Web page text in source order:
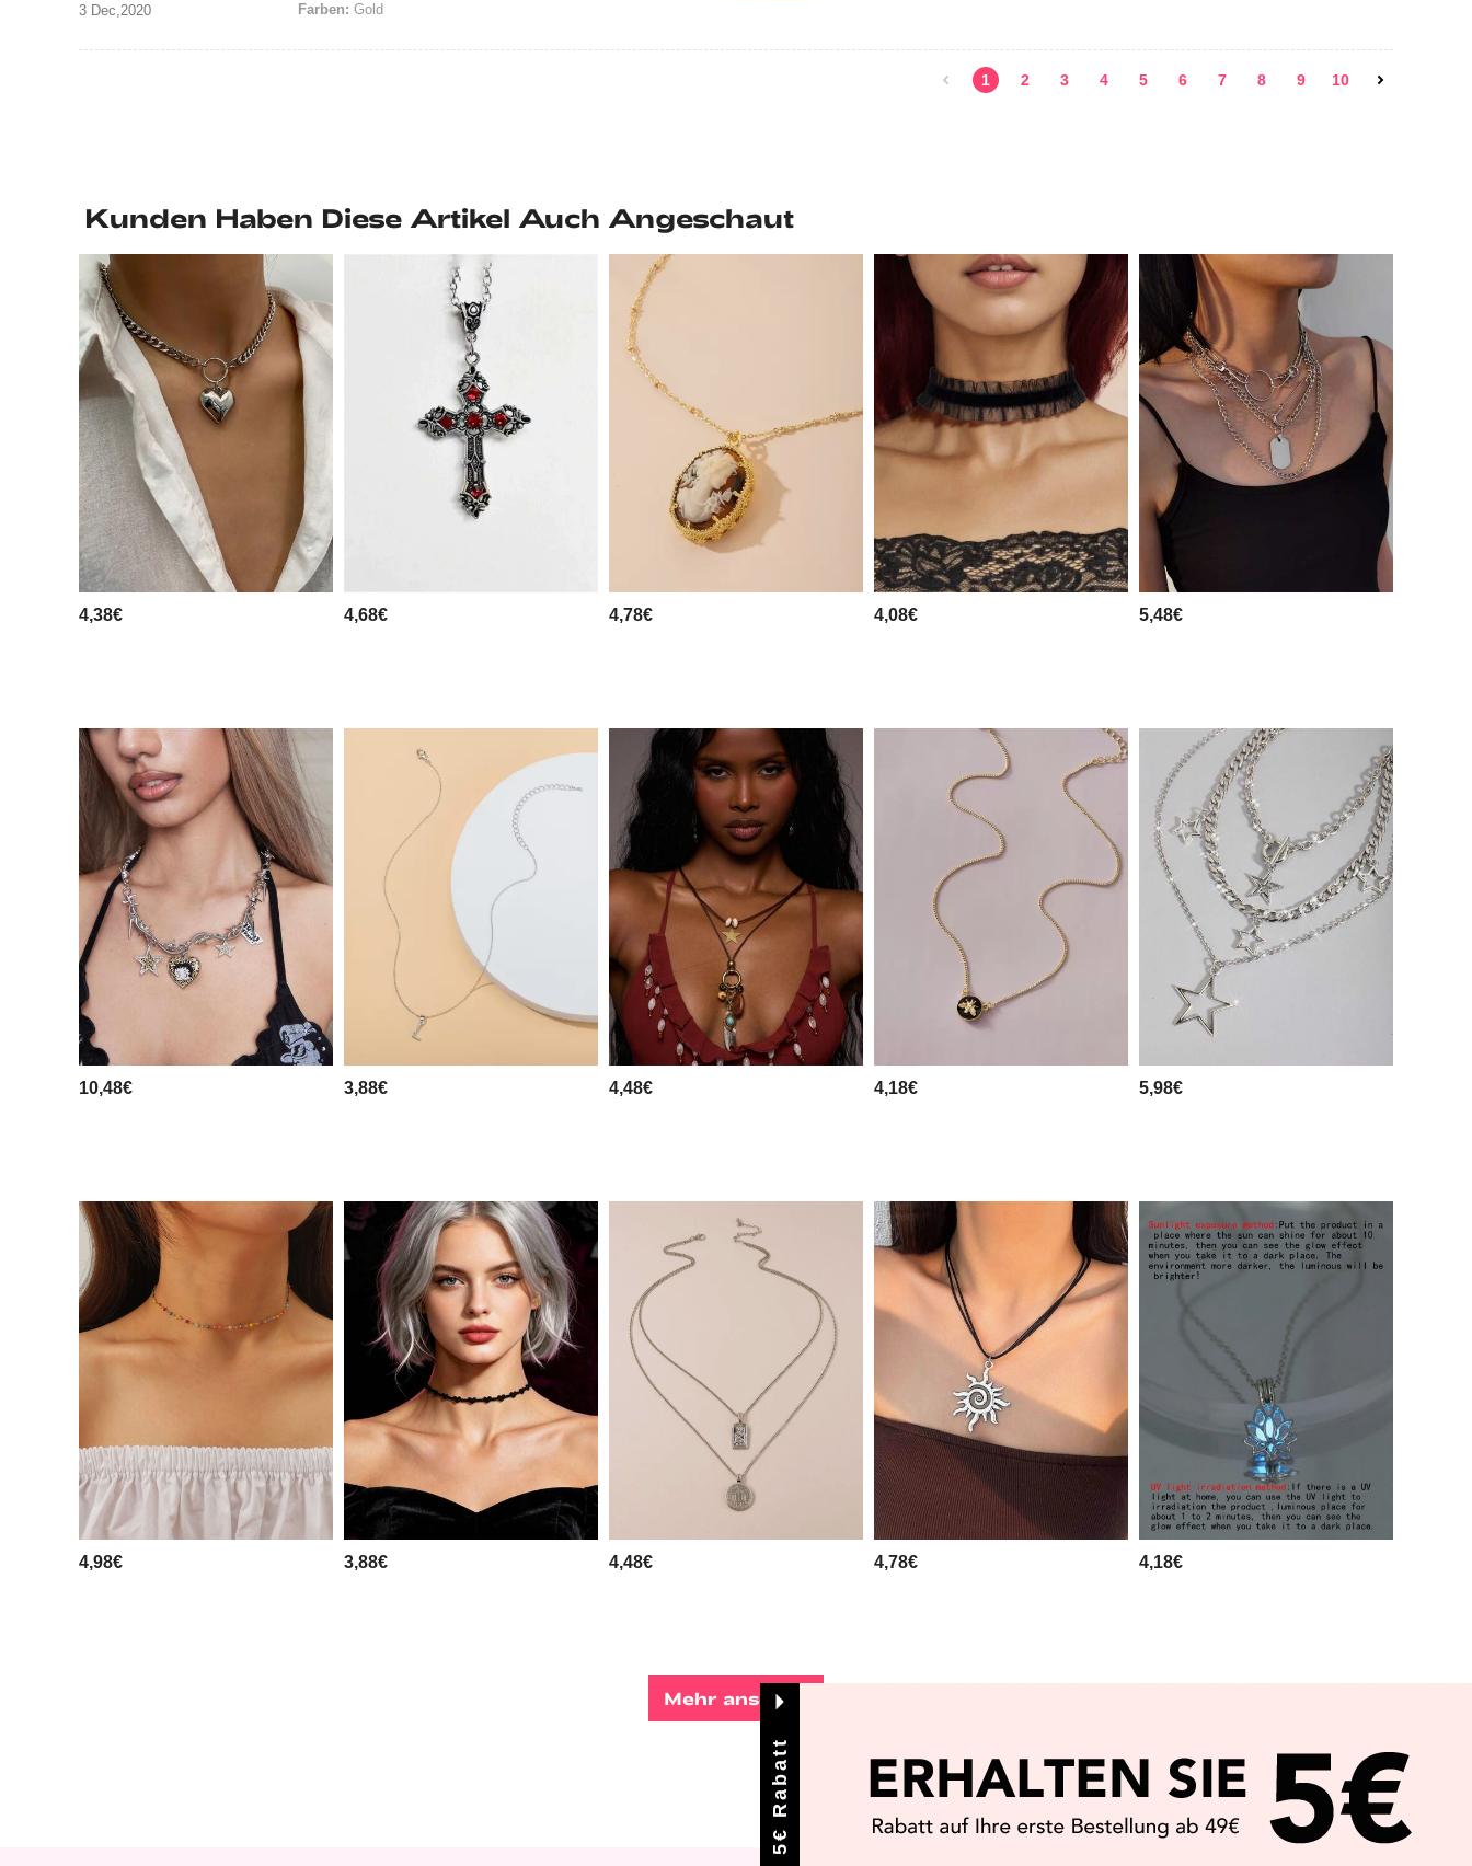
3 Dec,2020 Farben: Gold
1 2 3 4 5 6 7 8 9 10
Kunden Haben Diese Artikel Auch Angeschaut
4,38€ 4,68€ 4,78€ 4,08€ 5,48€
10,48€ 3,88€ 4,48€ 4,18€ 5,98€
4,98€ 3,88€ 4,48€ 4,78€ 4,18€
Mehr ansehen